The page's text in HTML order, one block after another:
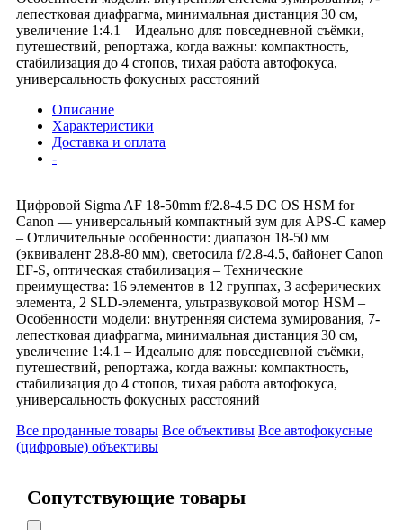
лепестковая диафрагма, минимальная дистанция 30 см,
увеличение 1:4.1 – Идеально для: повседневной съёмки,
путешествий, репортажа, когда важны: компактность,
стабилизация до 4 стопов, тихая работа автофокуса,
универсальность фокусных расстояний
Описание
Характеристики
Доставка и оплата
-
Цифровой Sigma AF 18-50mm f/2.8-4.5 DC OS HSM for
Canon — универсальный компактный зум для APS-C камер
– Отличительные особенности: диапазон 18-50 мм
(эквивалент 28.8-80 мм), светосила f/2.8-4.5, байонет Canon
EF-S, оптическая стабилизация – Технические
преимущества: 16 элементов в 12 группах, 3 асферических
элемента, 2 SLD-элемента, ультразвуковой мотор HSM –
Особенности модели: внутренняя система зумирования, 7-
лепестковая диафрагма, минимальная дистанция 30 см,
увеличение 1:4.1 – Идеально для: повседневной съёмки,
путешествий, репортажа, когда важны: компактность,
стабилизация до 4 стопов, тихая работа автофокуса,
универсальность фокусных расстояний
Все проданные товары Все объективы Все автофокусные
(цифровые) объективы
Сопутствующие товары